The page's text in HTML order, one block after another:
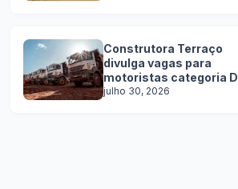
Construtora Terraço
divulga vagas para
motoristas categoria D
julho 30, 2026